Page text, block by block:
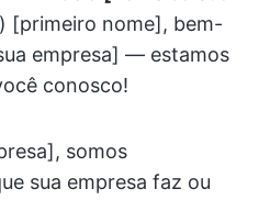
[primeiro nome], bem-
empresa] — estamos
conosco!
somos
sua empresa faz ou